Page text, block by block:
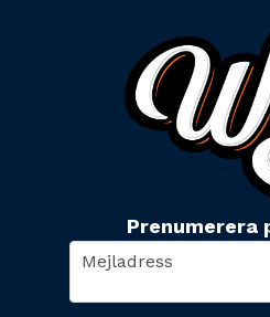
Prenumerera
email
Mejladress